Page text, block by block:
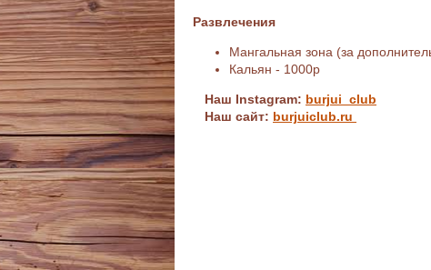
Развлечения
Мангальная зона (за
Кальян - 1000р
Наш Instagram: burjui_club
Наш сайт: burjuiclub.ru